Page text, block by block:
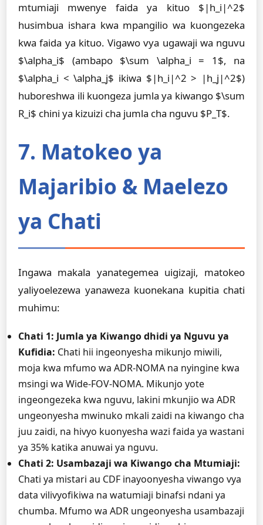
mtumiaji mwenye faida ya kituo $|h_i|^2$
husimbua ishara kwa mpangilio wa kuongezeka
kwa faida ya kituo. Vigawo vya ugawaji wa nguvu
$\alpha_i$ (ambapo $\sum \alpha_i = 1$, na
$\alpha_i < \alpha_j$ ikiwa $|h_i|^2 > |h_j|^2$)
huboreshwa ili kuongeza jumla ya kiwango $\sum
R_i$ chini ya kizuizi cha jumla cha nguvu $P_T$.
7. Matokeo ya
Majaribio & Maelezo
ya Chati
Ingawa makala yanategemea uigizaji, matokeo
yaliyoelezewa yanaweza kuonekana kupitia chati
muhimu:
Chati 1: Jumla ya Kiwango dhidi ya Nguvu ya
Kufidia: Chati hii ingeonyesha mikunjo miwili,
moja kwa mfumo wa ADR-NOMA na nyingine kwa
msingi wa Wide-FOV-NOMA. Mikunjo yote
ingeongezeka kwa nguvu, lakini mkunjio wa ADR
ungeonyesha mwinuko mkali zaidi na kiwango cha
juu zaidi, na hivyo kuonyesha wazi faida ya wastani
ya 35% katika anuwai ya nguvu.
Chati 2: Usambazaji wa Kiwango cha Mtumiaji:
Chati ya mistari au CDF inayoonyesha viwango vya
data vilivyofikiwa na watumiaji binafsi ndani ya
chumba. Mfumo wa ADR ungeonyesha usambazaji